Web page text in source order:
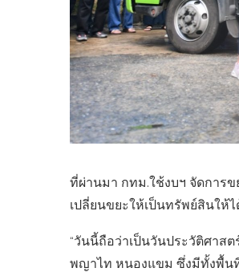
ที่ผ่านมา กทม.ใช้งบฯ จัดการ
เปลี่ยนขยะให้เป็นทรัพย์สินให้
“วันนี้ถือว่าเป็นวันประวัติศาส
พญาไท หนองแขม ซึ่งมีทั้งพื้นที่